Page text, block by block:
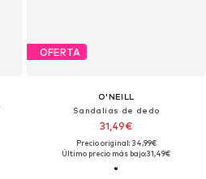
OFERTA
O'NEILL
Sandalias de dedo
31,49€
Precio original: 34,99€
Último precio más bajo:31,49€